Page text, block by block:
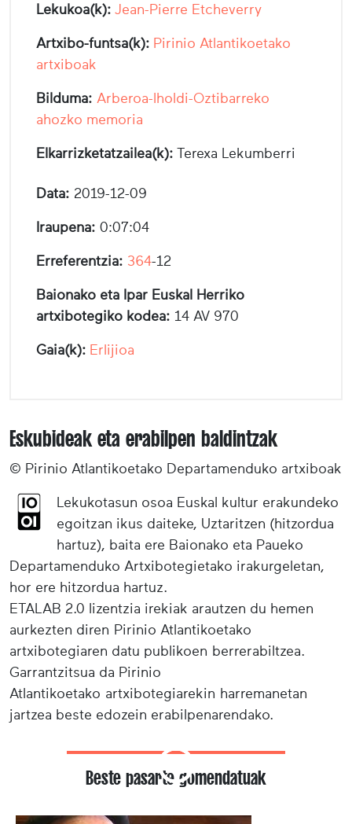
Lekukoa(k): Jean-Pierre Etcheverry
Artxibo-funtsa(k): Pirinio Atlantikoetako
artxiboak
Bilduma: Arberoa-Iholdi-Oztibarreko
ahozko memoria
Elkarrizketatzailea(k): Terexa Lekumberri
Data: 2019-12-09
Iraupena: 0:07:04
Erreferentzia: 364-12
Baionako eta Ipar Euskal Herriko
artxibotegiko kodea: 14 AV 970
Gaia(k): Erlijioa
Eskubideak eta erabilpen baldintzak
© Pirinio Atlantikoetako Departamenduko artxiboak
Lekukotasun osoa Euskal kultur erakundeko
egoitzan ikus daiteke, Uztaritzen (hitzordua
hartuz), baita ere Baionako eta Paueko
Departamenduko Artxibotegietako irakurgeletan,
hor ere hitzordua hartuz.
ETALAB 2.0 lizentzia irekiak arautzen du hemen
aurkezten diren Pirinio Atlantikoetako
artxibotegiaren datu publikoen berrerabiltzea.
Garrantzitsua da Pirinio
Atlantikoetako artxibotegiarekin harremanetan
jartzea beste edozein erabilpenarendako.
Beste pasarte gomendatuak